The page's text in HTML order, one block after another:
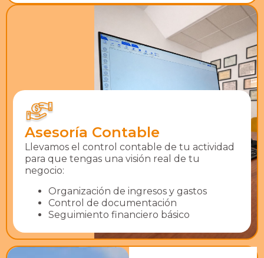
Asesoría Contable
Llevamos el control contable de tu actividad
para que tengas una visión real de tu
negocio:
Organización de ingresos y gastos
Control de documentación
Seguimiento financiero básico